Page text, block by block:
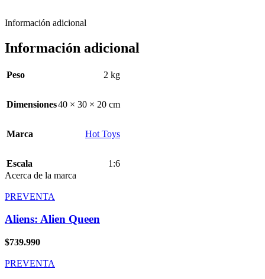
Información adicional
Información adicional
Peso 2 kg
Dimensiones40 × 30 × 20 cm
Marca Hot Toys
Escala
1:6
Acerca de la marca
PREVENTA
Aliens: Alien Queen
$739.990
PREVENTA